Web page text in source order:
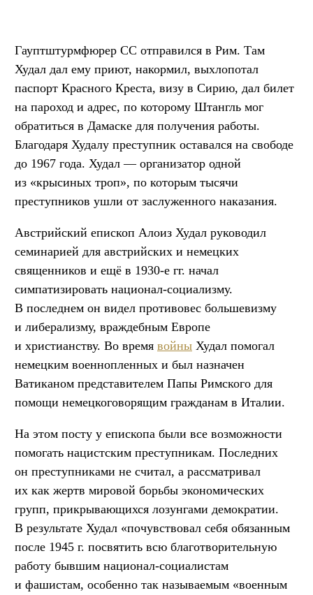
Гауптштурмфюрер СС отправился в Рим. Там
Худал дал ему приют, накормил, выхлопотал
паспорт Красного Креста, визу в Сирию, дал билет
на пароход и адрес, по которому Штангль мог
обратиться в Дамаске для получения работы.
Благодаря Худалу преступник оставался на свободе
до 1967 года. Худал — организатор одной
из «крысиных троп», по которым тысячи
преступников ушли от заслуженного наказания.
Австрийский епископ Алоиз Худал руководил
семинарией для австрийских и немецких
священников и ещё в 1930-е гг. начал
симпатизировать национал-социализму.
В последнем он видел противовес большевизму
и либерализму, враждебным Европе
и христианству. Во время войны Худал помогал
немецким военнопленных и был назначен
Ватиканом представителем Папы Римского для
помощи немецкоговорящим гражданам в Италии.
На этом посту у епископа были все возможности
помогать нацистским преступникам. Последних
он преступниками не считал, а рассматривал
их как жертв мировой борьбы экономических
групп, прикрывающихся лозунгами демократии.
В результате Худал «почувствовал себя обязанным
после 1945 г. посвятить всю благотворительную
работу бывшим национал-социалистам
и фашистам, особенно так называемым «военным